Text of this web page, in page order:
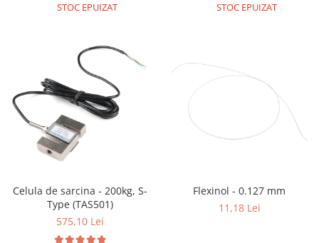
STOC EPUIZAT STOC EPUIZAT
Celula de sarcina - 200kg, S-
Type (TAS501)
575,10 Lei
Flexinol - 0.127 mm
11,18 Lei